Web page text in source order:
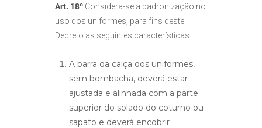
Art. 18º Considera-se a padronização no
uso dos uniformes, para fins deste
Decreto as seguintes características:
A barra da calça dos uniformes,
sem bombacha, deverá estar
ajustada e alinhada com a parte
superior do solado do coturno ou
sapato e deverá encobrir